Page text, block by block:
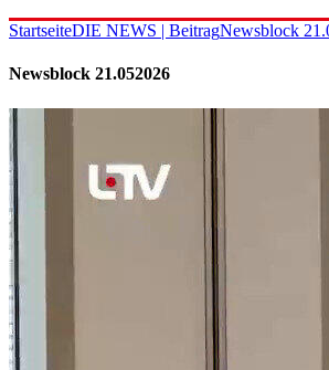
StartseiteDIE NEWS | BeitragNewsblock
Newsblock 21.052026